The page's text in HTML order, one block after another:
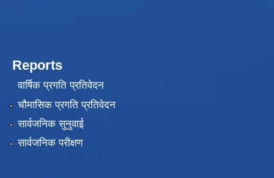
Reports
वार्षिक प्रगति प्रतिवेदन
चौमासिक प्रगति प्रतिवेदन
सार्वजनिक सुनुवाई
सार्वजनिक परीक्षण